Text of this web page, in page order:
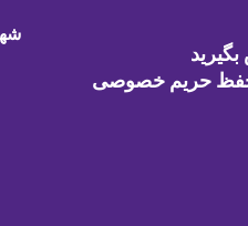
حریم خصوصی